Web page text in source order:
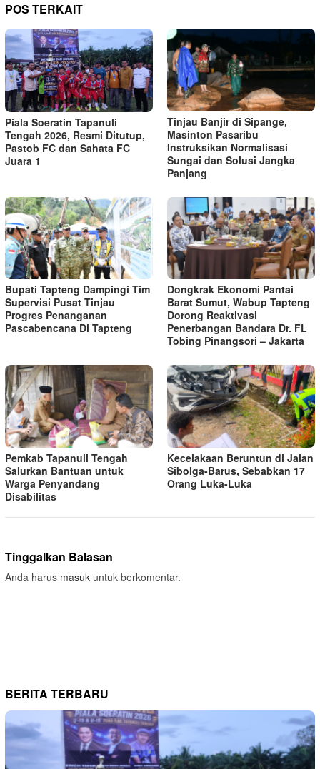
POS TERKAIT
Piala Soeratin Tapanuli
Tengah 2026, Resmi Ditutup,
Pastob FC dan Sahata FC
Juara 1
Tinjau Banjir di Sipange,
Masinton Pasaribu
Instruksikan Normalisasi
Sungai dan Solusi Jangka
Panjang
Bupati Tapteng Dampingi Tim
Supervisi Pusat Tinjau
Progres Penanganan
Pascabencana Di Tapteng
Dongkrak Ekonomi Pantai
Barat Sumut, Wabup Tapteng
Dorong Reaktivasi
Penerbangan Bandara Dr. FL
Tobing Pinangsori – Jakarta
Pemkab Tapanuli Tengah
Salurkan Bantuan untuk
Warga Penyandang
Disabilitas
Kecelakaan Beruntun di Jalan
Sibolga-Barus, Sebabkan 17
Orang Luka-Luka
Tinggalkan Balasan
Anda harus masuk untuk berkomentar.
BERITA TERBARU